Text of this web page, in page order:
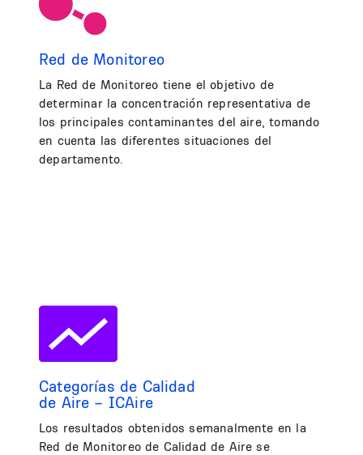
Red de Monitoreo
La Red de Monitoreo tiene el objetivo de
determinar la concentración representativa de
los principales contaminantes del aire, tomando
en cuenta las diferentes situaciones del
departamento.
Categorías de Calidad
de Aire – ICAire
Los resultados obtenidos semanalmente en la
Red de Monitoreo de Calidad de Aire se